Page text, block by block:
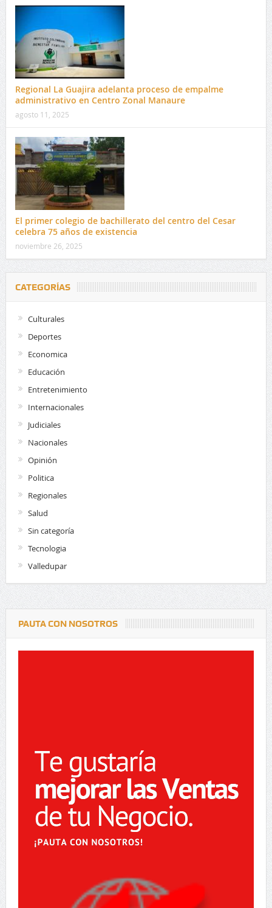
Regional La Guajira adelanta proceso de empalme
administrativo en Centro Zonal Manaure
agosto 11, 2025
El primer colegio de bachillerato del centro del Cesar
celebra 75 años de existencia
noviembre 26, 2025
CATEGORÍAS
Culturales
Deportes
Economica
Educación
Entretenimiento
Internacionales
Judiciales
Nacionales
Opinión
Politica
Regionales
Salud
Sin categoría
Tecnologia
Valledupar
PAUTA CON NOSOTROS